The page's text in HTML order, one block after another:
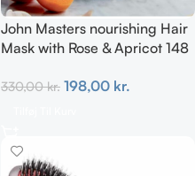
John Masters nourishing Hair
Mask with Rose & Apricot 148
330,00kr. 198,00 kr.